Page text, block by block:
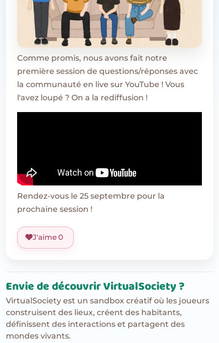
Comme promis, nous avons fait notre
première session de questions/réponses avec
la communauté en live sur YouTube ! Vous
l'avez loupé ? On a la rediffusion !
Rendez-vous le 25 septembre pour la
prochaine session !
J'aime 0
Envie de découvrir VirtualSociety ?
VirtualSociety est un sandbox créatif où les joueurs
construisent des lieux, créent des habitants,
définissent des interactions et partagent des
mondes vivants.